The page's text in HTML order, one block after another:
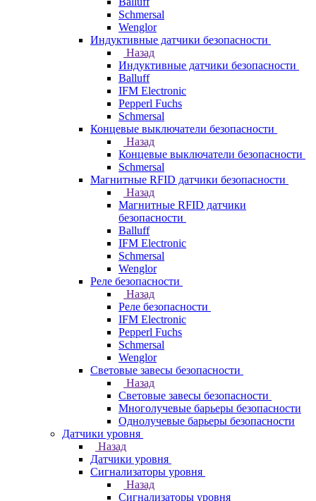
Schmersal
Wenglor
Индуктивные датчики безопасности
Назад
Индуктивные датчики безопасности
Balluff
IFM Electronic
Pepperl Fuchs
Schmersal
Концевые выключатели безопасности
Назад
Концевые выключатели безопасности
Schmersal
Магнитные RFID датчики безопасности
Назад
Магнитные RFID датчики
безопасности
Balluff
IFM Electronic
Schmersal
Wenglor
Реле безопасности
Назад
Реле безопасности
IFM Electronic
Pepperl Fuchs
Schmersal
Wenglor
Световые завесы безопасности
Назад
Световые завесы безопасности
Многолучевые барьеры безопасности
Однолучевые барьеры безопасности
Датчики уровня
Назад
Датчики уровня
Сигнализаторы уровня
Назад
Сигнализаторы уровня